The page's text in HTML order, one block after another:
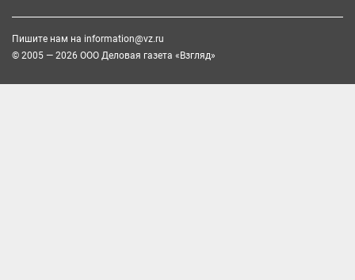
Пишите нам на information@vz.ru
© 2005 — 2026 ООО Деловая газета «Взгляд»